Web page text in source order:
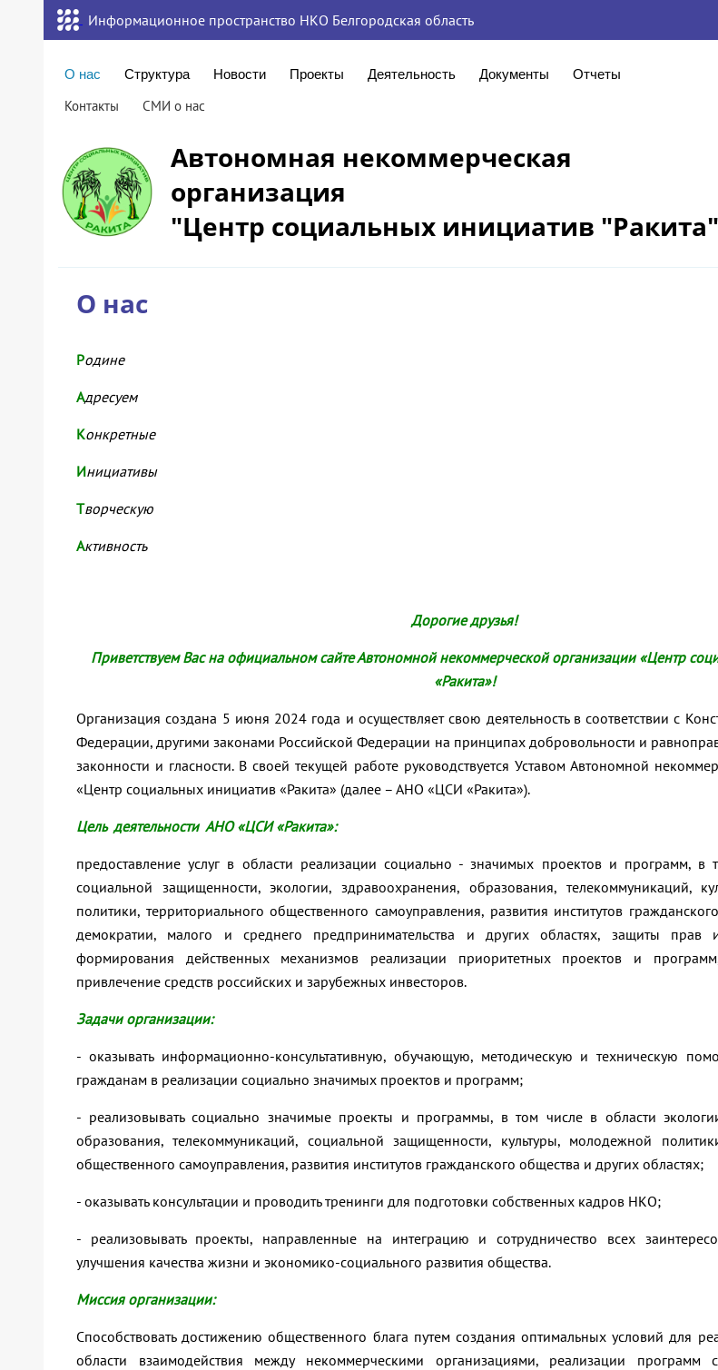
Информационное пространство НКО Белгородская область
О нас Структура Новости Проекты Деятельность Документы Отчеты
Контакты СМИ о нас
Автономная некоммерческая
организация
"Центр социальных инициатив "Ракита"
О нас
Родине
Адресуем
Конкретные
Инициативы
Творческую
Активность
Дорогие друзья!
Приветствуем Вас на официальном сайте Автономной некоммерческой организации «Центр
«Ракита»!
Организация создана 5 июня 2024 года и осуществляет свою деятельность в соответствии с
Федерации, другими законами Российской Федерации на принципах добровольности и
законности и гласности. В своей текущей работе руководствуется Уставом Автономной
«Центр социальных инициатив «Ракита» (далее – АНО «ЦСИ «Ракита»).
Цель деятельности АНО «ЦСИ «Ракита»:
предоставление услуг в области реализации социально - значимых проектов и программ, в
социальной защищенности, экологии, здравоохранения, образования, телекоммуникаций,
политики, территориального общественного самоуправления, развития институтов
демократии, малого и среднего предпринимательства и других областях, защиты прав
формирования действенных механизмов реализации приоритетных проектов и
привлечение средств российских и зарубежных инвесторов.
Задачи организации:
- оказывать информационно-консультативную, обучающую, методическую и техническую
гражданам в реализации социально значимых проектов и программ;
- реализовывать социально значимые проекты и программы, в том числе в области
образования, телекоммуникаций, социальной защищенности, культуры, молодежной
общественного самоуправления, развития институтов гражданского общества и других областях;
- оказывать консультации и проводить тренинги для подготовки собственных кадров НКО;
- реализовывать проекты, направленные на интеграцию и сотрудничество всех
улучшения качества жизни и экономико-социального развития общества.
Миссия организации:
Способствовать достижению общественного блага путем создания оптимальных условий для
области взаимодействия между некоммерческими организациями, реализации программ